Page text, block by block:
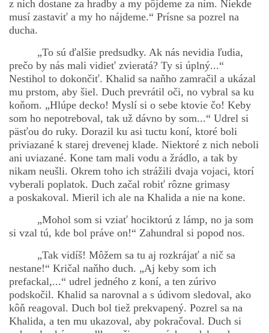
z nich dostane za hradby a my pôjdeme za ním. Niekde
musí zastaviť a my ho nájdeme.“ Prísne sa pozrel na
ducha.
„To sú ďalšie predsudky. Ak nás nevidia ľudia,
prečo by nás mali vidieť zvieratá? Ty si úplný...“
Nestihol to dokončiť. Khalid sa naňho zamračil a ukázal
mu prstom, aby šiel. Duch prevrátil oči, no vybral sa ku
koňom. „Hlúpe decko! Myslí si o sebe ktovie čo! Keby
som ho nepotreboval, tak už dávno by som...“ Udrel si
päsťou do ruky. Dorazil ku asi tuctu koní, ktoré boli
priviazané k starej drevenej klade. Niektoré z nich neboli
ani uviazané. Kone tam mali vodu a žrádlo, a tak by
nikam neušli. Okrem toho ich strážili dvaja vojaci, ktorí
vyberali poplatok. Duch začal robiť rôzne grimasy
a poskakoval. Mieril ich ale na Khalida a nie na kone.
„Mohol som si vziať hociktorú z lámp, no ja som
si vzal tú, kde bol práve on!“ Zahundral si popod nos.
„Tak vidíš! Môžem sa tu aj rozkrájať a nič sa
nestane!“ Kričal naňho duch. „Aj keby som ich
prefackal,...“ udrel jedného z koní, a ten zúrivo
podskočil. Khalid sa narovnal a s údivom sledoval, ako
kôň reagoval. Duch bol tiež prekvapený. Pozrel sa na
Khalida, a ten mu ukazoval, aby pokračoval. Duch si